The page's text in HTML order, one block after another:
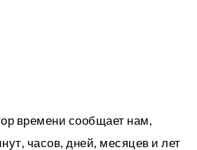
времени сообщает нам,
часов, дней, месяцев и лет